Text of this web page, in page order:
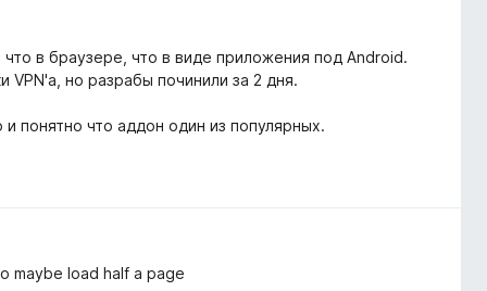
в браузере, что в виде приложения под Android.
VPN'a, но разрабы починили за 2 дня.
понятно что аддон один из популярных.
maybe load half a page